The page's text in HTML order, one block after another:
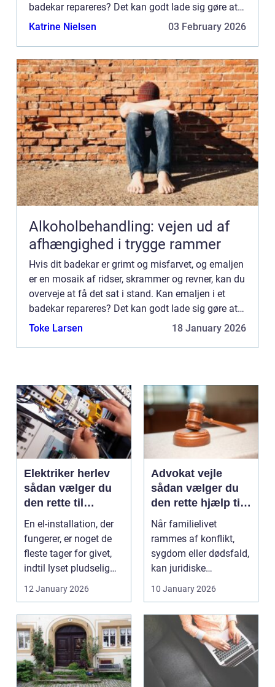
badekar repareres? Det kan godt lade sig gøre at
sætte et badekar i stand ved at reparere emaljen
Katrine Nielsen 03 February 2026
Alkoholbehandling: vejen ud af
afhængighed i trygge rammer
Hvis dit badekar er grimt og misfarvet, og emaljen
er en mosaik af ridser, skrammer og revner, kan du
overveje at få det sat i stand. Kan emaljen i et
badekar repareres? Det kan godt lade sig gøre at
sætte et badekar i stand ved at reparere emaljen
Toke Larsen 18 January 2026
Elektriker herlev
sådan vælger du
den rette til
opgaven
En el-installation, der
fungerer, er noget de
fleste tager for givet,
indtil lyset pludselig
12 January 2026
Advokat vejle
sådan vælger du
den rette hjælp til
familien
Når familielivet
rammes af konflikt,
sygdom eller dødsfald,
kan juridiske
vokse si...
10 January 2026